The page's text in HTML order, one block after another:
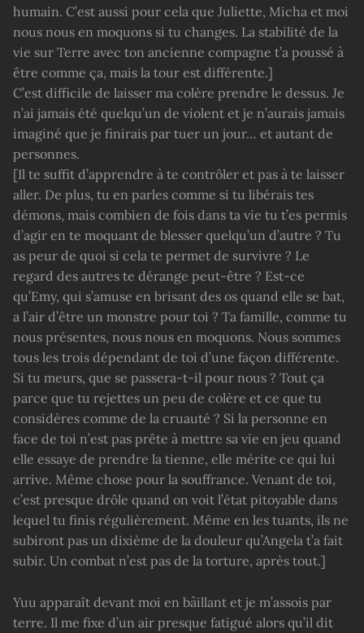
humain. C’est aussi pour cela que Juliette, Micha et moi
nous nous en moquons si tu changes. La stabilité de la
vie sur Terre avec ton ancienne compagne t’a poussé à
être comme ça, mais la tour est différente.]
C’est difficile de laisser ma colère prendre le dessus. Je
n’ai jamais été quelqu’un de violent et je n’aurais jamais
imaginé que je finirais par tuer un jour… et autant de
personnes.
[Il te suffit d’apprendre à te contrôler et pas à te laisser
aller. De plus, tu en parles comme si tu libérais tes
démons, mais combien de fois dans ta vie tu t’es permis
d’agir en te moquant de blesser quelqu’un d’autre ? Tu
as peur de quoi si cela te permet de survivre ? Le
regard des autres te dérange peut-être ? Est-ce
qu’Emy, qui s’amuse en brisant des os quand elle se bat,
a l’air d’être un monstre pour toi ? Ta famille, comme tu
nous présentes, nous nous en moquons. Nous sommes
tous les trois dépendant de toi d’une façon différente.
Si tu meurs, que se passera-t-il pour nous ? Tout ça
parce que tu rejettes un peu de colère et ce que tu
considères comme de la cruauté ? Si la personne en
face de toi n’est pas prête à mettre sa vie en jeu quand
elle essaye de prendre la tienne, elle mérite ce qui lui
arrive. Même chose pour la souffrance. Venant de toi,
c’est presque drôle quand on voit l’état pitoyable dans
lequel tu finis régulièrement. Même en les tuants, ils ne
subiront pas un dixième de la douleur qu’Angela t’a fait
subir. Un combat n’est pas de la torture, après tout.]
Yuu apparaît devant moi en bâillant et je m’assois par
terre. Il me fixe d’un air presque fatigué alors qu’il dit